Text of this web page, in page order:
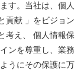
す。当社は、個人
貢献 」をビジョン
考え、 個人情報保
ンを尊重し、業務
うにその保護に万